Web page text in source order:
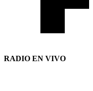
RADIO EN VIVO